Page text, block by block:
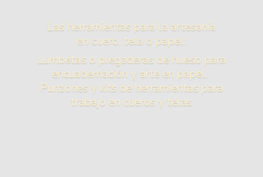
Las herramientas para la artesanía
en cuero, tela o papel.
Lumbetas o plegaderas de hueso para
encuadernación y arte en papel.
Punzones y kits de herramientas para
trabajo en cueros y telas